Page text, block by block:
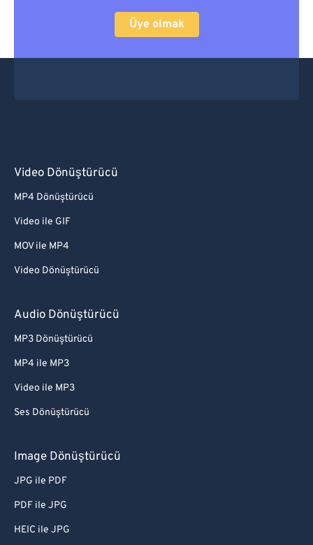
Üye olmak
Video Dönüştürücü
MP4 Dönüştürücü
Video ile GIF
MOV ile MP4
Video Dönüştürücü
Audio Dönüştürücü
MP3 Dönüştürücü
MP4 ile MP3
Video ile MP3
Ses Dönüştürücü
Image Dönüştürücü
JPG ile PDF
PDF ile JPG
HEIC ile JPG